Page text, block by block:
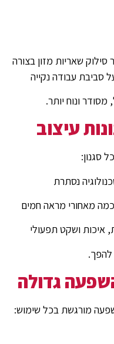
שאריות מזון בצורה
סביבת עבודה נקייה
מסודר ונוח יותר.
עיצוב
סגנון:
נסתרת
מאחורי מראה חמים
איכות ושקט תפעולי
להפך.
גדולה
מורגשת בכל שימוש: